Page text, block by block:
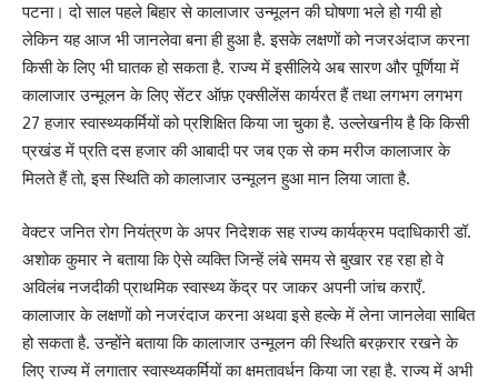
पटना। दो साल पहले बिहार से कालाजार उन्मूलन की घोषणा भले हो गयी हो
लेकिन यह आज भी जानलेवा बना ही हुआ है. इसके लक्षणों को नजरअंदाज करना
किसी के लिए भी घातक हो सकता है. राज्य में इसीलिये अब सारण और पूर्णिया में
कालाजार उन्मूलन के लिए सेंटर ऑफ़ एक्सीलेंस कार्यरत हैं तथा लगभग लगभग
27 हजार स्वास्थ्यकर्मियों को प्रशिक्षित किया जा चुका है. उल्लेखनीय है कि किसी
प्रखंड में प्रति दस हजार की आबादी पर जब एक से कम मरीज कालाजार के
मिलते हैं तो, इस स्थिति को कालाजार उन्मूलन हुआ मान लिया जाता है.
वेक्टर जनित रोग नियंत्रण के अपर निदेशक सह राज्य कार्यक्रम पदाधिकारी डॉ.
अशोक कुमार ने बताया कि ऐसे व्यक्ति जिन्हें लंबे समय से बुखार रह रहा हो वे
अविलंब नजदीकी प्राथमिक स्वास्थ्य केंद्र पर जाकर अपनी जांच कराएँ.
कालाजार के लक्षणों को नजरंदाज करना अथवा इसे हल्के में लेना जानलेवा साबित
हो सकता है. उन्होंने बताया कि कालाजार उन्मूलन की स्थिति बरक़रार रखने के
लिए राज्य में लगातार स्वास्थ्यकर्मियों का क्षमतावर्धन किया जा रहा है. राज्य में अभी